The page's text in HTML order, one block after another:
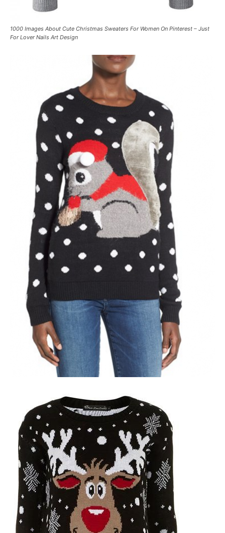
1000 Images About Cute Christmas Sweaters For Women On Pinterest – Just
For Lover Nails Art Design